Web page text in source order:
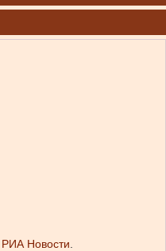
РИА Новости